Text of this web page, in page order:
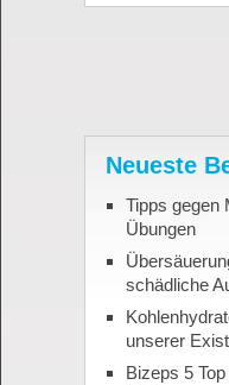
Neueste
Tipps gegen
Übungen
schädliche
unserer
Bizeps 5